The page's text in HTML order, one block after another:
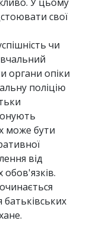
свої
чи
органи опіки
поліцію
може бути
від
обов'язків.